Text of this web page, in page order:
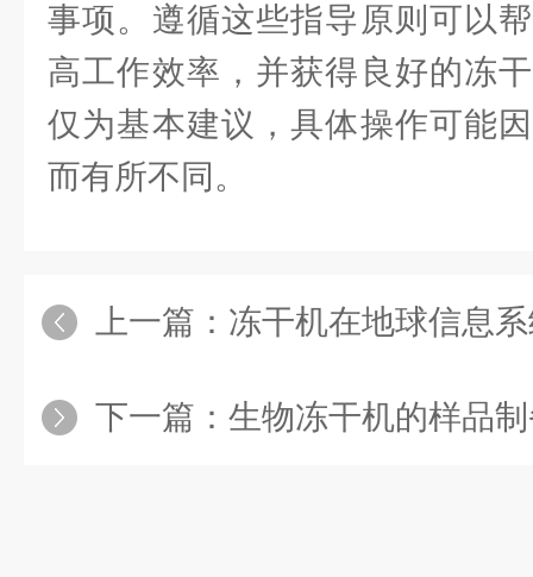
事项。遵循这些指导原则可以
高工作效率，并获得良好的冻
仅为基本建议，具体操作可能
而有所不同。
上一篇： 冻干机在地球信息
下一篇： 生物冻干机的样品制备